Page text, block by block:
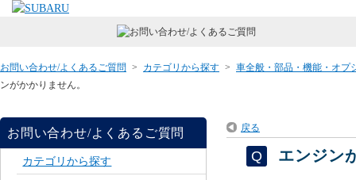
お問い合わせ/よくあるご質問 > カテゴリから探す > 車全般・部品・機能・オプ
ンがかかりません。
お問い合わせ/よくあるご質問
カテゴリから探す
戻る
エンジン